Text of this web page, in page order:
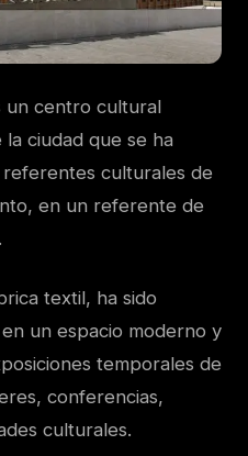
un centro cultural
ciudad que se ha
culturales de
en un referente de
textil, ha sido
un espacio moderno y
temporales de
conferencias,
culturales.